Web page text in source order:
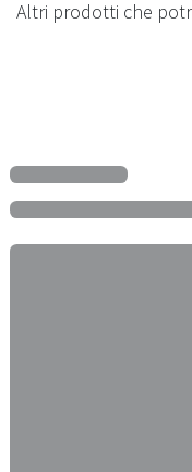
Altri prodotti che